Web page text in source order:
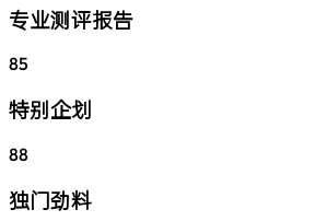
专业测评报告
85
特别企划
88
独门劲料